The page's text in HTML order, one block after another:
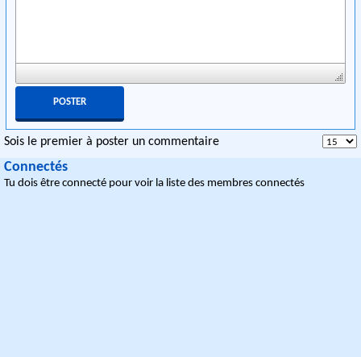
Sois le premier à poster un commentaire
Connectés
Tu dois être connecté pour voir la liste des membres connectés